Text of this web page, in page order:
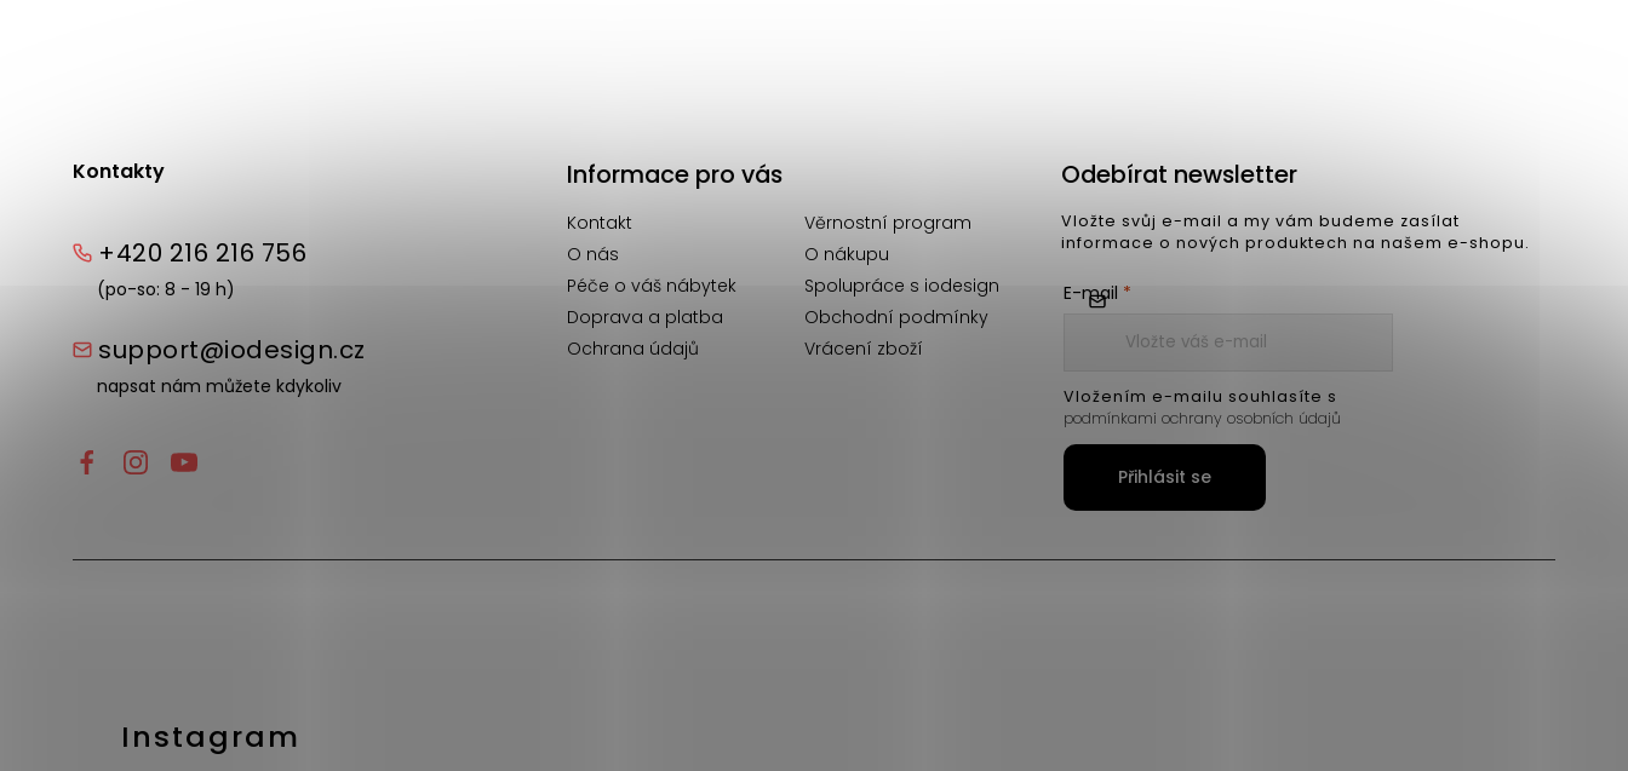
Kontakty
+420 216 216 756
(po-so: 8 - 19 h)
support@iodesign.cz
napsat nám můžete kdykoliv
Informace pro vás
Kontakt
Věrnostní program
O nás
O nákupu
Péče o váš nábytek
Spolupráce s iodesign
Doprava a platba
Obchodní podmínky
Ochrana údajů
Vrácení zboží
Instagram
Odebírat newsletter
Vložte svůj e-mail a my vám budeme zasílat
informace o nových produktech na našem e-shopu.
E-mail
Vložením e-mailu souhlasíte s
podmínkami ochrany osobních údajů
Přihlásit se